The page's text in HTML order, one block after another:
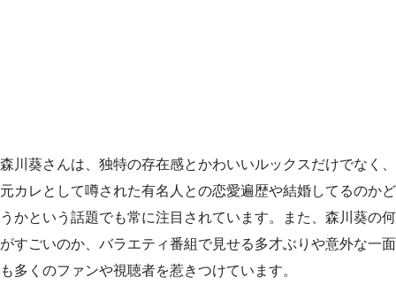
森川葵さんは、独特の存在感とかわいいルックスだけでなく、
元カレとして噂された有名人との恋愛遍歴や結婚してるのかど
うかという話題でも常に注目されています。また、森川葵の何
がすごいのか、バラエティ番組で見せる多才ぶりや意外な一面
も多くのファンや視聴者を惹きつけています。